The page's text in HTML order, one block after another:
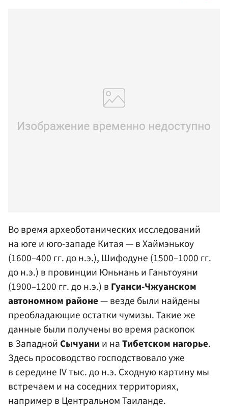
Во время археоботанических исследований
на юге и юго-западе Китая — в Хаймэнькоу
(1600–400 гг. до н.э.), Шифодуне (1500–1000 гг.
до н.э.) в провинции Юньнань и Ганьтоуяни
(1900–1200 гг. до н.э.) в Гуанси-Чжуанском
автономном районе— везде были найдены
преобладающие остатки чумизы. Такие же
данные были получены во время раскопок
в Западной Сычуани и наТибетском нагорье.
Здесь просоводство господствовало уже
в середине IV тыс. до н.э. Сходную картину мы
встречаем и на соседних территориях,
например в Центральном Таиланде.